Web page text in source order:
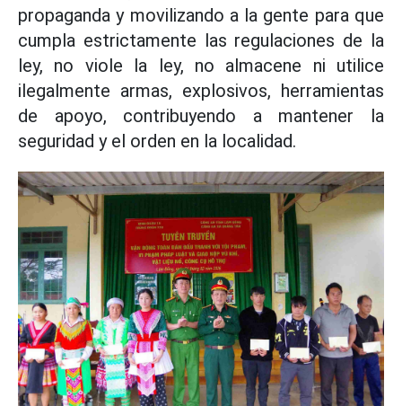
propaganda y movilizando a la gente para que
cumpla estrictamente las regulaciones de la
ley, no viole la ley, no almacene ni utilice
ilegalmente armas, explosivos, herramientas
de apoyo, contribuyendo a mantener la
seguridad y el orden en la localidad.